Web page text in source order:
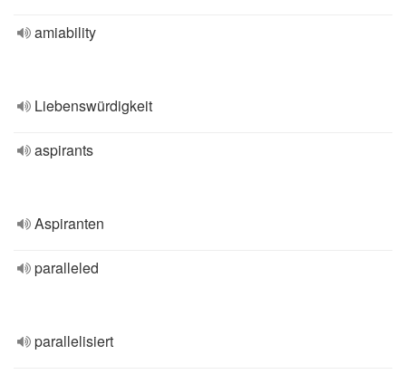
amiability
Liebenswürdigkeit
aspirants
Aspiranten
paralleled
parallelisiert